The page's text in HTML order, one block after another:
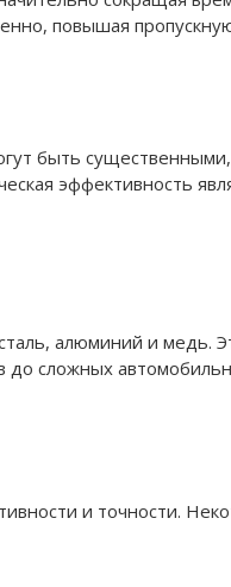
повышая
быть
эффективность
алюминий и медь.
до сложных
и точности.